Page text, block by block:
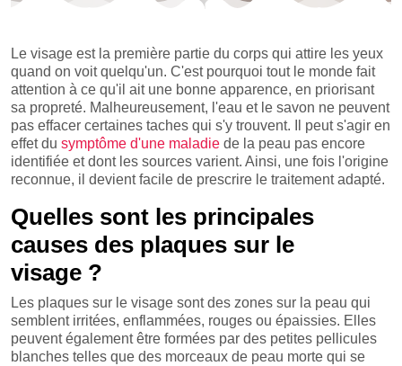
Le visage est la première partie du corps qui attire les yeux
quand on voit quelqu'un. C'est pourquoi tout le monde fait
attention à ce qu'il ait une bonne apparence, en priorisant
sa propreté. Malheureusement, l'eau et le savon ne peuvent
pas effacer certaines taches qui s'y trouvent. Il peut s'agir en
effet du symptôme d'une maladie de la peau pas encore
identifiée et dont les sources varient. Ainsi, une fois l'origine
reconnue, il devient facile de prescrire le traitement adapté.
Quelles sont les principales
causes des plaques sur le
visage ?
Les plaques sur le visage sont des zones sur la peau qui
semblent irritées, enflammées, rouges ou épaissies. Elles
peuvent également être formées par des petites pellicules
blanches telles que des morceaux de peau morte qui se